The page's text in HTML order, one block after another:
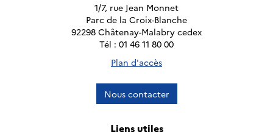
1/7, rue Jean Monnet
Parc de la Croix-Blanche
92298 Châtenay-Malabry cedex
Tél : 01 46 11 80 00
Plan d'accès
Nous contacter
Liens utiles